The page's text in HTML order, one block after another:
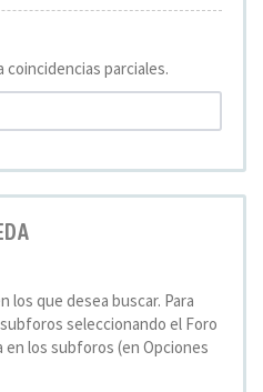
coincidencias parciales.
los que desea buscar. Para
seleccionando el Foro
los subforos (en Opciones